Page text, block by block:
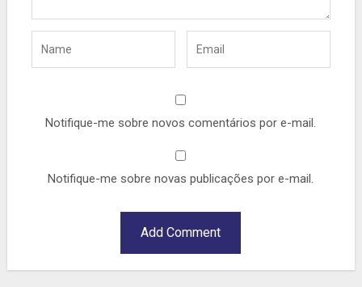
Notifique-me sobre novos comentários por e-mail.
Notifique-me sobre novas publicações por e-mail.